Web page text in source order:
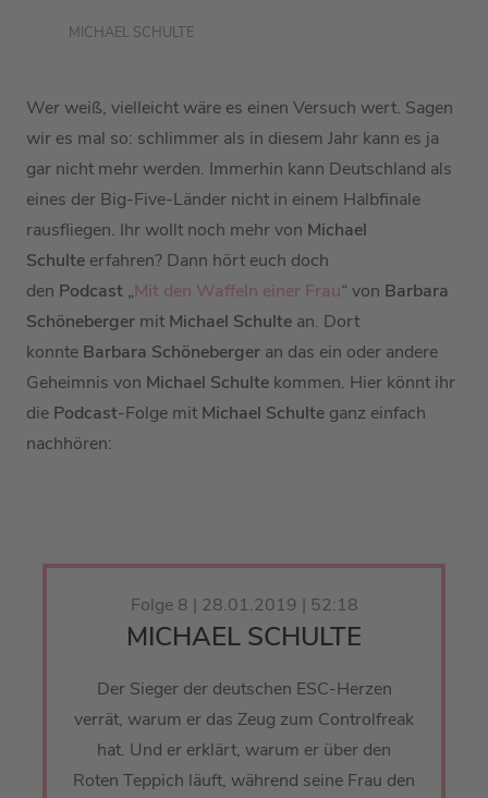
MICHAEL SCHULTE
Wer weiß, vielleicht wäre es einen Versuch wert. Sagen
wir es mal so: schlimmer als in diesem Jahr kann es ja
gar nicht mehr werden. Immerhin kann Deutschland als
eines der Big-Five-Länder nicht in einem Halbfinale
rausfliegen. Ihr wollt noch mehr von Michael
Schulte erfahren? Dann hört euch doch
den Podcast „Mit den Waffeln einer Frau“ von Barbara
Schöneberger mit Michael Schulte an. Dort
konnte Barbara Schöneberger an das ein oder andere
Geheimnis von Michael Schulte kommen. Hier könnt ihr
die Podcast-Folge mit Michael Schulte ganz einfach
nachhören:
Folge 8 | 28.01.2019 | 52:18
MICHAEL SCHULTE
Der Sieger der deutschen ESC-Herzen
verrät, warum er das Zeug zum Controlfreak
hat. Und er erklärt, warum er über den
Roten Teppich läuft, während seine Frau den